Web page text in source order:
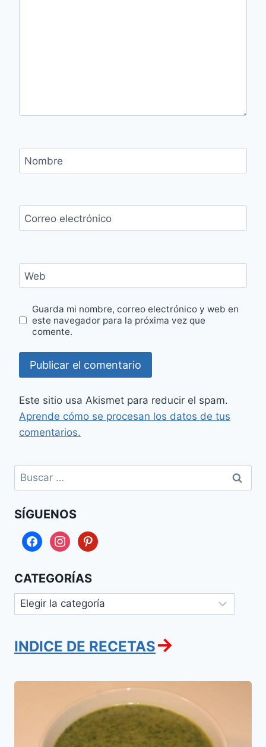
Nombre
Correo electrónico
Web
Guarda mi nombre, correo electrónico y web en
este navegador para la próxima vez que
comente.
Este sitio usa Akismet para reducir el spam.
Aprende cómo se procesan los datos de tus
comentarios.
Buscar:
SÍGUENOS
facebookinstagrampinterest
CATEGORÍAS
Categorías
INDICE DE RECETAS→
Sopa